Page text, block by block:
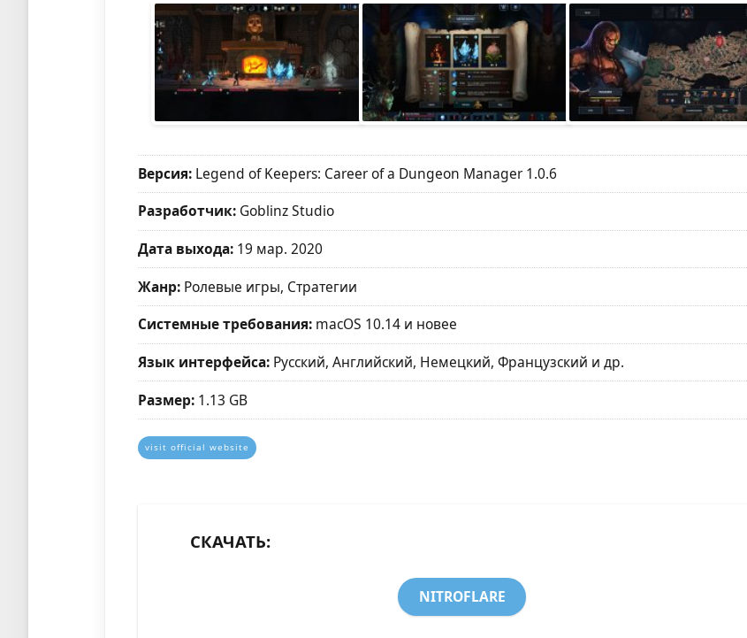
Версия: Legend of Keepers: Career of a Dungeon Manager 1.0.6
Разработчик: Goblinz Studio
Дата выхода: 19 мар. 2020
Жанр: Ролевые игры, Стратегии
Системные требования: macOS 10.14 и новее
Язык интерфейса: Русский, Английский, Немецкий, Французский и др.
Размер: 1.13 GB
visit official website
СКАЧАТЬ:
NITROFLARE